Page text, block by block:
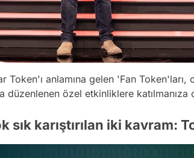
Token'ı anlamına gelen 'Fan
düzenlenen özel etkinliklere katılmanıza
sık karıştırılan iki kavram: